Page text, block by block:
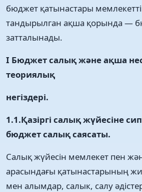
бюджет қатынастары
тандырылган ақша қорында —
затталынады.
І Бюджет салық және ақша
теориялық
негіздері.
1.1.Қазіргі салық жүйесіне
бюджет салық саясаты.
Салық жүйесін мемлекет пен
арасындағы қатынастарының
мен алымдар, салык, салу